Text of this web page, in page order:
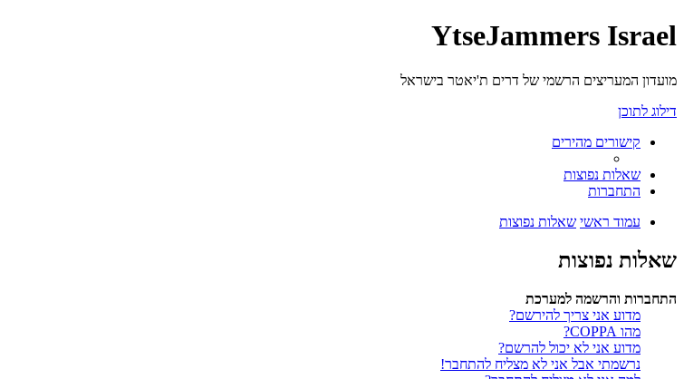
YtseJammers Israel
מועדון המעריצים הרשמי של דרים ת'יאטר בישראל
דילוג לתוכן
קישורים מהירים
שאלות נפוצות
התחברות
עמוד ראשי שאלות נפוצות
שאלות נפוצות
התחברות והרשמה למערכת
מדוע אני צריך להירשם?
מהו COPPA?
מדוע אני לא יכול להרשם?
נרשמתי אבל אני לא מצליח להתחבר!